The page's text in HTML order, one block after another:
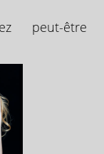
peut-être